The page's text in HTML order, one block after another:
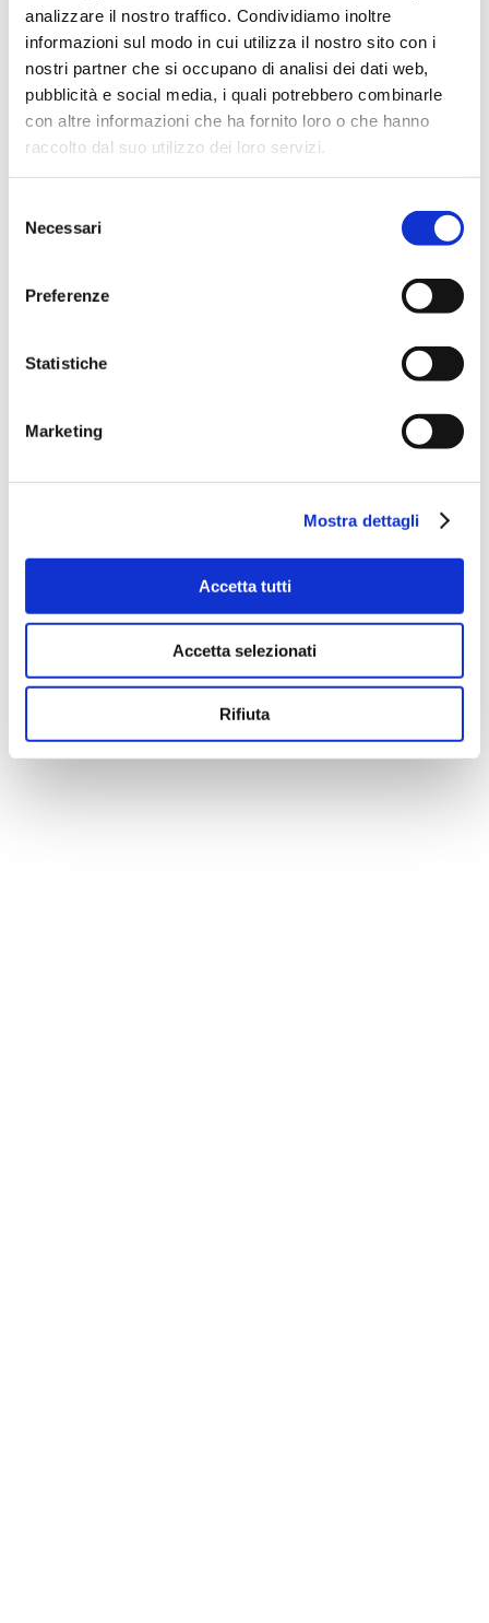
analizzare il nostro traffico. Condividiamo inoltre
informazioni sul modo in cui utilizza il nostro sito con i
nostri partner che si occupano di analisi dei dati web,
pubblicità e social media, i quali potrebbero combinarle
con altre informazioni che ha fornito loro o che hanno
raccolto dal suo utilizzo dei loro servizi.
delNecessari
Preferenze
Statistiche
Marketing
Mostra dettagli
Accetta tutti
Accetta selezionati
Rifiuta